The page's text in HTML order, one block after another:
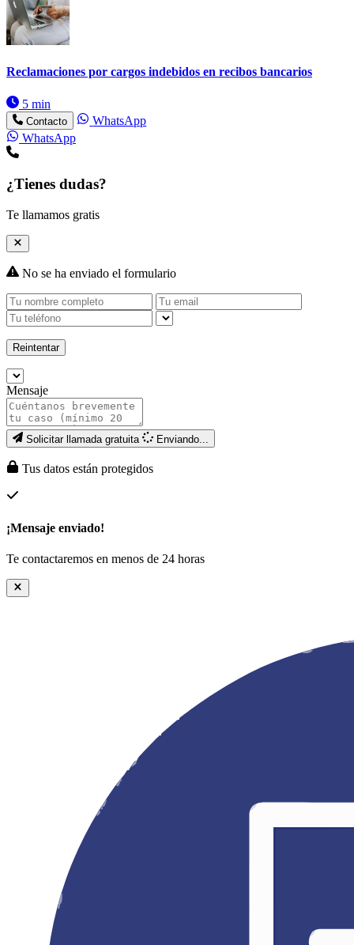
Reclamaciones por cargos indebidos en recibos bancarios
5 min
Contacto
WhatsApp
WhatsApp
¿Tienes dudas?
Te llamamos gratis
No se ha enviado el formulario
Reintentar
Mensaje
Solicitar llamada gratuita Enviando...
Tus datos están protegidos
¡Mensaje enviado!
Te contactaremos en menos de 24 horas